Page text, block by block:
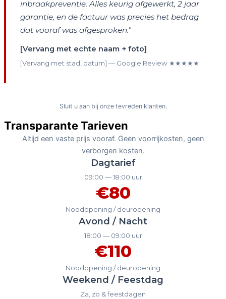
inbraakpreventie. Alles keurig afgewerkt, 2 jaar
garantie, en de factuur was precies het bedrag
dat vooraf was afgesproken."
[Vervang met echte naam + foto]
[Vervang met stad, datum] — Google Review ★★★★★
Sluit u aan bij onze tevreden klanten.
Transparante Tarieven
Altijd een vaste prijs vooraf. Geen voorrijkosten, geen
verborgen kosten.
Dagtarief
09:00 — 18:00 uur
€80
Noodopening / deuropening
Avond / Nacht
18:00 — 09:00 uur
€110
Noodopening / deuropening
Weekend / Feestdag
Za, zo & feestdagen